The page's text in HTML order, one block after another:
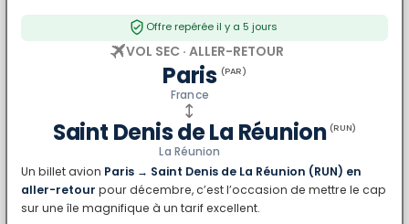
Offre repérée il y a 5 jours
VOL SEC · ALLER-RETOUR
Paris (PAR)
France
Saint Denis de La Réunion (RUN)
La Réunion
Un billet avion Paris → Saint Denis de La Réunion (RUN) en
aller-retour pour décembre, c’est l’occasion de mettre le cap
sur une île magnifique à un tarif excellent.